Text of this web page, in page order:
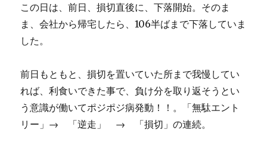
この日は、前日、損切直後に、下落開始。そのま
ま、会社から帰宅したら、106半ばまで下落していま
した。
前日もともと、損切を置いていた所まで我慢してい
れば、利食いできた事で、負け分を取り返そうとい
う意識が働いてポジポジ病発動！！。「無駄エント
リー」→ 「逆走」 → 「損切」の連続。